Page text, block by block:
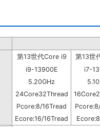
第13世代Core i9
第13世
i9-13900E
i7-
5.20GHz
24Core32Thread
Pcore:8/16Tread
Ecore:16/16Tread